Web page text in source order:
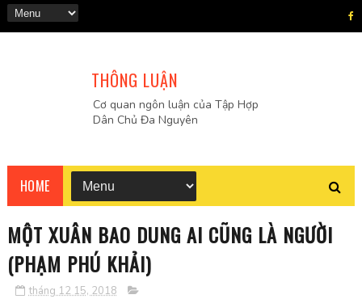
THÔNG LUẬN
Cơ quan ngôn luận của Tập Hợp
Dân Chủ Đa Nguyên
HOME
MỘT XUÂN BAO DUNG AI CŨNG LÀ NGƯỜI
(PHẠM PHÚ KHẢI)
tháng 12 15, 2018